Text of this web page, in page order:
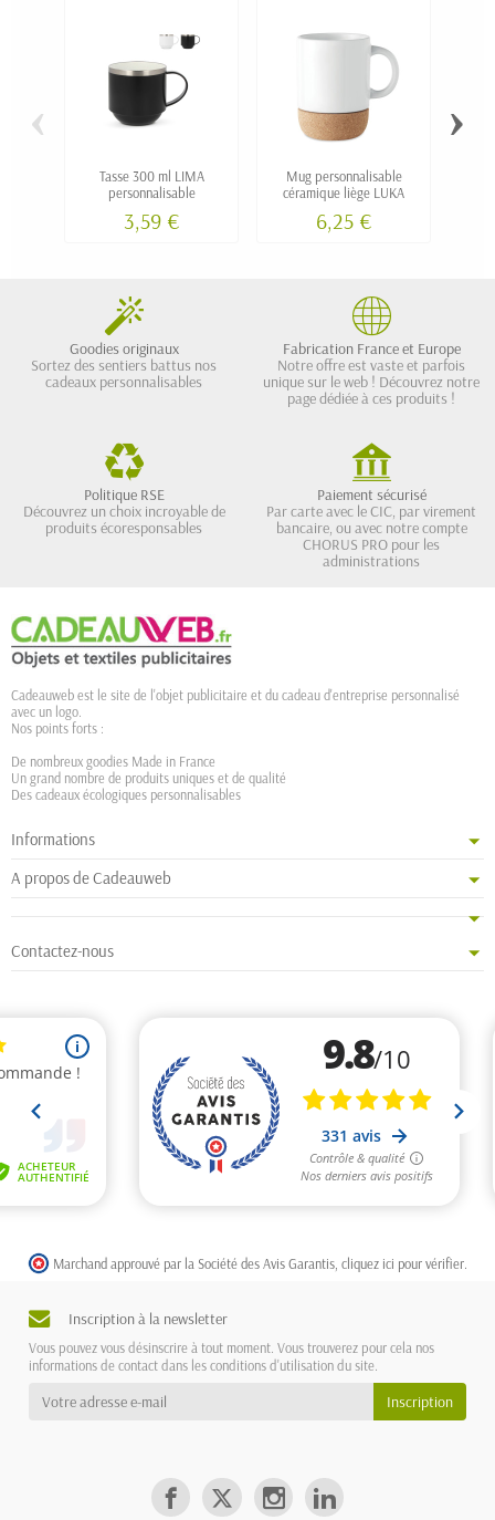
Tasse 300 ml LIMA
personnalisable
3,59 €
Mug personnalisable
céramique liège LUKA
6,25 €
‹ ›
Goodies originaux
Sortez des sentiers battus nos
cadeaux personnalisables
Fabrication France et Europe
Notre offre est vaste et parfois
unique sur le web ! Découvrez notre
page dédiée à ces produits !
Politique RSE
Découvrez un choix incroyable de
produits écoresponsables
Paiement sécurisé
Par carte avec le CIC, par virement
bancaire, ou avec notre compte
CHORUS PRO pour les
administrations
Cadeauweb est le site de l'objet publicitaire et du cadeau d'entreprise personnalisé
avec un logo.
Nos points forts :
De nombreux goodies Made in France
Un grand nombre de produits uniques et de qualité
Des cadeaux écologiques personnalisables
Informations
A propos de Cadeauweb
Contactez-nous
Marchand approuvé par la Société des Avis Garantis, cliquez ici pour vérifier
Inscription à la newsletter
Vous pouvez vous désinscrire à tout moment. Vous trouverez pour cela nos
informations de contact dans les conditions d'utilisation du site.